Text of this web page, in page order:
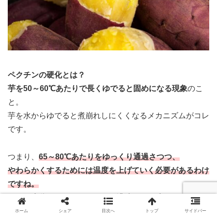
ペクチンの硬化とは？
芋を50～60℃あたりで長くゆでると固めになる現象のこ
と。
芋を水からゆでると煮崩れしにくくなるメカニズムがコレ
です。
つまり、 65～80℃あたりをゆっくり通過さつつ、
やわらかくするためには温度を上げていく必要があるわけ
ですね。
やがて水分がとんで、ぎゅっと濃縮された味わいになりま
す。
ホーム シェア 目次へ トップ サイドバー